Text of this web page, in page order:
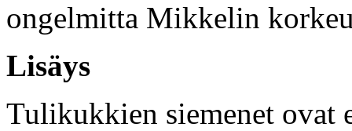
ongelmitta Mikkelin
Lisäys
Tulikukkien siemenet ovat